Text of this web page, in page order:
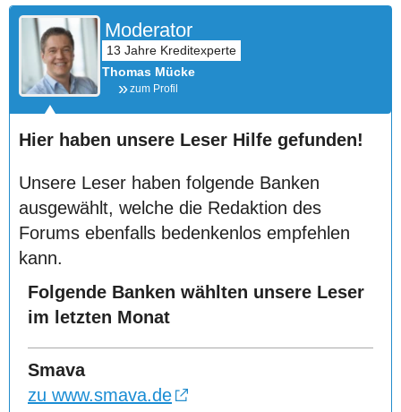
Moderator
Thomas Mücke
zum Profil
Hier haben unsere Leser Hilfe gefunden!
Unsere Leser haben folgende Banken
ausgewählt, welche die Redaktion des
Forums ebenfalls bedenkenlos empfehlen
kann.
Folgende Banken wählten unsere Leser
im letzten Monat
Smava
zu www.smava.de